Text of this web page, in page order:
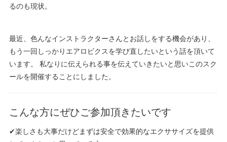
るのも現状。
最近、色んなインストラクターさんとお話しをする機会があり、
もう一回しっかりエアロビクスを学び直したいという話を頂いて
います。 私なりに伝えられる事を伝えていきたいと思いこのスク
ールを開催することにしました。
こんな方にぜひご参加頂きたいです
✔楽しさも大事だけどまずは安全で効果的なエクササイズを提供